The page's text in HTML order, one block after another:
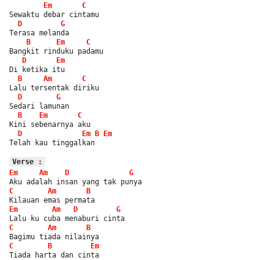
Em
C
Sewaktu debar cintamu
D
G
Terasa melanda
B
Em
C
Bangkit rinduku padamu
D
Em
Di ketika itu
B
Am
C
Lalu tersentak diriku
D
G
Sedari lamunan
B
Em
C
Kini sebenarnya aku
D
Em B Em
Telah kau tinggalkan
Verse :
Em
Am D
G
Aku adalah insan yang tak punya
C
Am
B
Kilauan emas permata
Em
Am D
G
Lalu ku cuba menaburi cinta
C
Am
B
Bagimu tiada nilainya
C
B
Em
Tiada harta dan cinta